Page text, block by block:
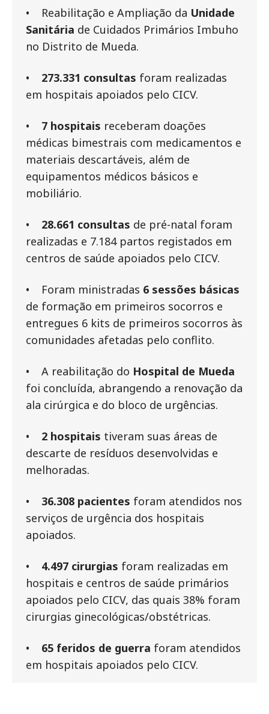
• Reabilitação e Ampliação da Unidade
Sanitária de Cuidados Primários Imbuho
no Distrito de Mueda.
• 273.331 consultas foram realizadas
em hospitais apoiados pelo CICV.
• 7 hospitais receberam doações
médicas bimestrais com medicamentos e
materiais descartáveis, além de
equipamentos médicos básicos e
mobiliário.
• 28.661 consultas de pré-natal foram
realizadas e 7.184 partos registados em
centros de saúde apoiados pelo CICV.
• Foram ministradas 6 sessões básicas
de formação em primeiros socorros e
entregues 6 kits de primeiros socorros às
comunidades afetadas pelo conflito.
• A reabilitação do Hospital de Mueda
foi concluída, abrangendo a renovação da
ala cirúrgica e do bloco de urgências.
• 2 hospitais tiveram suas áreas de
descarte de resíduos desenvolvidas e
melhoradas.
• 36.308 pacientes foram atendidos nos
serviços de urgência dos hospitais
apoiados.
• 4.497 cirurgias foram realizadas em
hospitais e centros de saúde primários
apoiados pelo CICV, das quais 38% foram
cirurgias ginecológicas/obstétricas.
• 65 feridos de guerra foram atendidos
em hospitais apoiados pelo CICV.